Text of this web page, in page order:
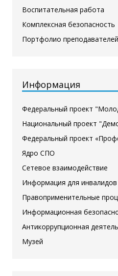
Воспитательная работа
Комплексная безопасность
Портфолио преподавателей
Информация
Федеральный проект
Национальный проект
Федеральный проект
Ядро СПО
Сетевое взаимодействие
Информация для
Правоприменительные
Информационная
Антикоррупционная
Музей